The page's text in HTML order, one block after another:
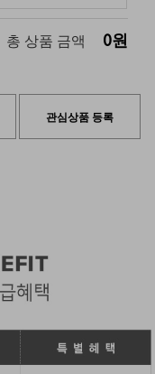
총 상품 금액 0원
관심상품 등록